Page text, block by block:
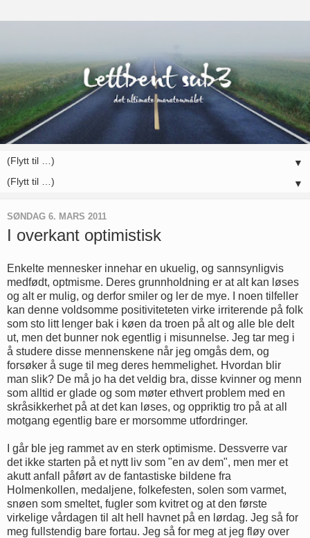
▼
▼
SØNDAG 6. MARS 2011
I overkant optimistisk
Enkelte mennesker innehar en ukuelig, og sannsynligvis
medfødt, optmisme. Deres grunnholdning er at alt kan løses
og alt er mulig, og derfor smiler og ler de mye. I noen tilfeller
kan denne voldsomme positiviteteten virke irriterende på folk
som sto litt lenger bak i køen da troen på alt og alle ble delt
ut, men det bunner nok egentlig i misunnelse. Jeg tar meg i
å studere disse mennenskene når jeg omgås dem, og
forsøker å suge til meg deres hemmelighet. Hvordan blir
man slik? De må jo ha det veldig bra, disse kvinner og menn
som alltid er glade og som møter ethvert problem med en
skråsikkerhet på at det kan løses, og oppriktig tro på at all
motgang egentlig bare er morsomme utfordringer.
I går ble jeg rammet av en sterk optimisme. Dessverre var
det ikke starten på et nytt liv som "en av dem", men mer et
akutt anfall påført av de fantastiske bildene fra
Holmenkollen, medaljene, folkefesten, solen som varmet,
snøen som smeltet, fugler som kvitret og at den første
virkelige vårdagen til alt hell havnet på en lørdag. Jeg så for
meg fullstendig bare fortau. Jeg så for meg at jeg fløy over